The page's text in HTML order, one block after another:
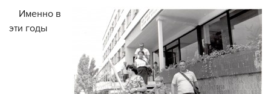
Именно в
эти годы